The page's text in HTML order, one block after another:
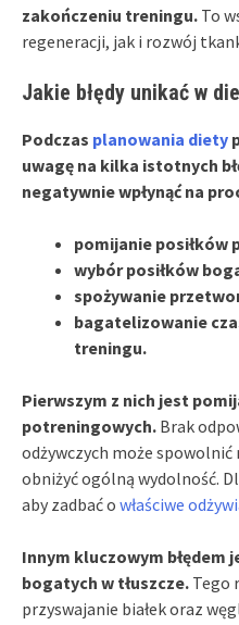
zakończeniu treningu. To
regeneracji, jak i rozwój
Jakie błędy unikać w
Podczas planowania diety
uwagę na kilka istotnych
negatywnie wpłynąć na
pomijanie posiłków
wybór posiłków
spożywanie
bagatelizowanie
treningu.
Pierwszym z nich jest
potreningowych. Brak
odżywczych może
obniżyć ogólną wydolność.
aby zadbać o właściwe
Innym kluczowym błędem
bogatych w tłuszcze. Tego
przyswajanie białek oraz